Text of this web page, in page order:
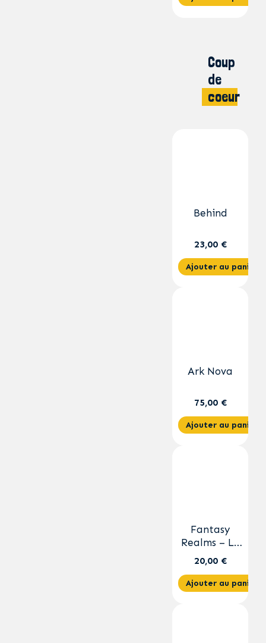
Coup
de
coeur
Behind
23,00 €
Ajouter au panier
Ark Nova
75,00 €
Ajouter au panier
Fantasy
Realms – Le
Trésor
Maudit
20,00 €
Ajouter au panier